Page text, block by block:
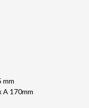
mm
A 170mm